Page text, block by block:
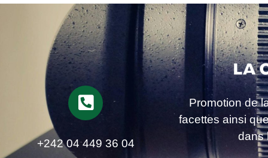
+242 04 449 36 04
Promotion de
facettes ainsi
dans